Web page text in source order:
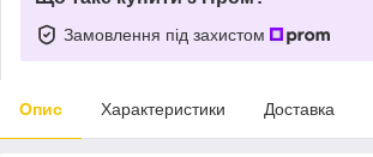
Замовлення під захистом
Опис Характеристики Доставка